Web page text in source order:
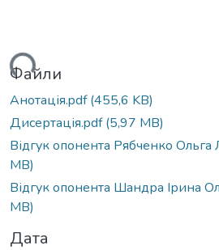
Файли
Анотація.pdf(455,6 KB)
Дисертація.pdf(5,97 MB)
Відгук опонента Рябченко Ольга
MB)
Відгук опонента Шандра Ірина
MB)
Дата